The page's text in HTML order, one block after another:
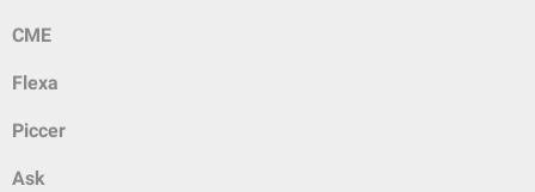
CME
Flexa
Piccer
Ask